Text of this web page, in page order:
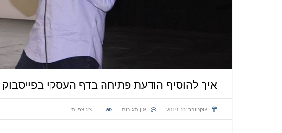
איך להוסיף הודעת פתיחה בדף העסקי בפייסבוק
אוקטובר 22, 2019 אין תגובות 23 צפיות